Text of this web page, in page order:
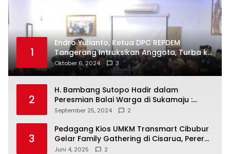
1
Endro Yulianto, Ketua DPC REPDEM
Tangerang Intruksikan Anggota, Turba ke
Masyarakat Dan Jalani Apa Yang di
Putuskan RAKERCABSUS
Oktober 6, 2024 3
2
H. Bambang Sutopo Hadir dalam
Peresmian Balai Warga di Sukamaju :
Wadah Baru untuk Kolaborasi dan
September 25, 2024 2
3
Pedagang Kios UMKM Transmart Cibubur
Gelar Family Gathering di Cisarua, Pererat
Silaturahmi dan Kekompakan
Juni 4, 2025 2